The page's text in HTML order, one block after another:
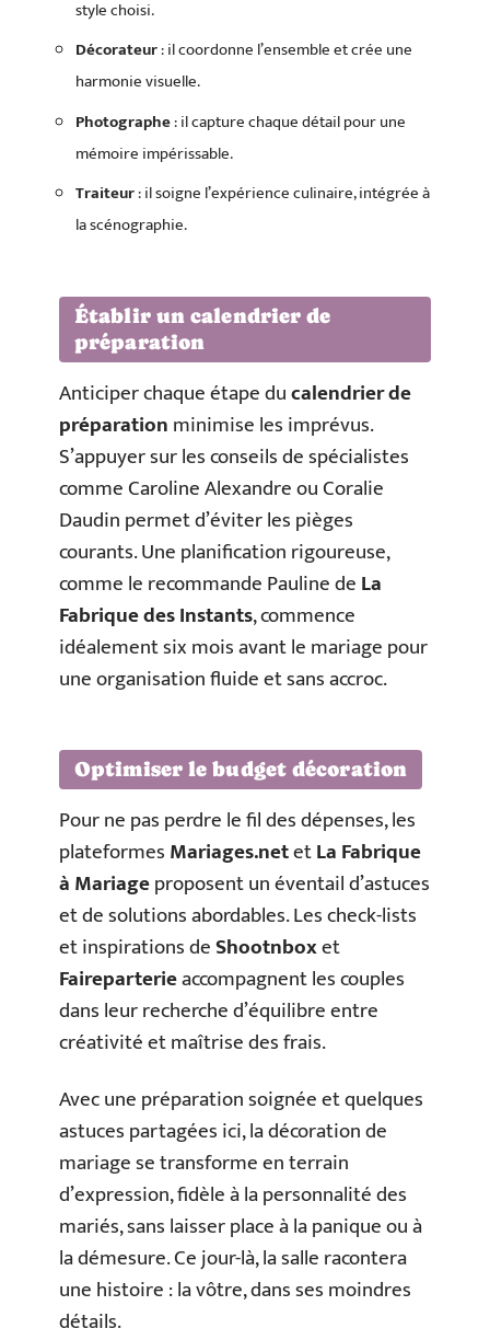
style choisi.
Décorateur: il coordonne l’ensemble et crée une
harmonie visuelle.
Photographe: il capture chaque détail pour une
mémoire impérissable.
Traiteur: il soigne l’expérience culinaire, intégrée à
la scénographie.
Établir un calendrier de
préparation
Anticiper chaque étape ducalendrier de
préparationminimise les imprévus.
S’appuyer sur les conseils de spécialistes
comme Caroline Alexandre ou Coralie
Daudin permet d’éviter les pièges
courants. Une planification rigoureuse,
comme le recommande Pauline deLa
Fabrique des Instants, commence
idéalement six mois avant le mariage pour
une organisation fluide et sans accroc.
Optimiser le budget décoration
Pour ne pas perdre le fil des dépenses, les
plateformesMariages.netetLa Fabrique
à Mariageproposent un éventail d’astuces
et de solutions abordables. Les check-lists
et inspirations deShootnboxet
Faireparterieaccompagnent les couples
dans leur recherche d’équilibre entre
créativité et maîtrise des frais.
Avec une préparation soignée et quelques
astuces partagées ici, la décoration de
mariage se transforme en terrain
d’expression, fidèle à la personnalité des
mariés, sans laisser place à la panique ou à
la démesure. Ce jour-là, la salle racontera
une histoire : la vôtre, dans ses moindres
détails.